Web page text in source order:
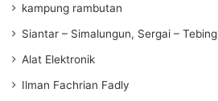
kampung rambutan
Siantar – Simalungun, Sergai – Tebing
Alat Elektronik
Ilman Fachrian Fadly